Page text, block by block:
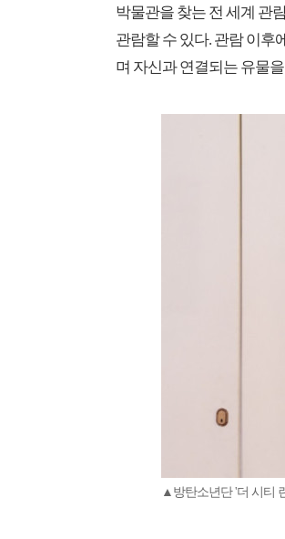
박물관을 찾는 전 세계 관
관람할 수 있다. 관람 이후
며 자신과 연결되는 유물
▲방탄소년단 '더 시티